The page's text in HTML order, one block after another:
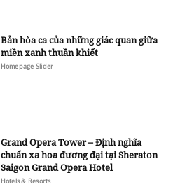
Bản hòa ca của những giác quan giữa
miền xanh thuần khiết
Homepage Slider
Grand Opera Tower – Định nghĩa
chuẩn xa hoa đương đại tại Sheraton
Saigon Grand Opera Hotel
Hotels & Resorts